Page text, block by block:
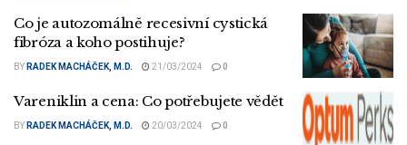
Co je autozomálně recesivní cystická
fibróza a koho postihuje?
BY RADEK MACHÁČEK, M.D. 21/03/2024 0
Vareniklin a cena: Co potřebujete vědět
BY RADEK MACHÁČEK, M.D. 20/03/2024 0